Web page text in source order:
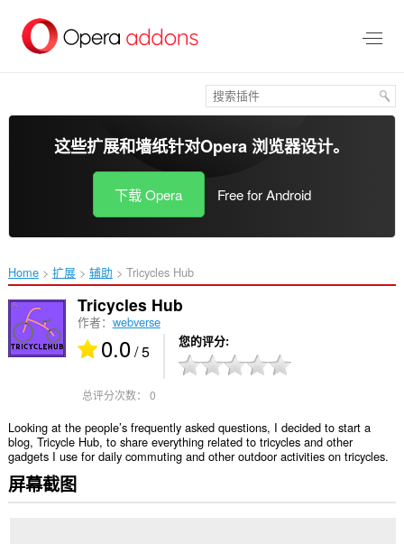
这些扩展和墙纸针对Opera 浏览器设计。
下载 Opera Free for Android
Home 扩展 辅助 Tricycles Hub‎
Tricycles Hub
作者： webverse
0.0/ 5 您的评分
总评分次数： 0
Looking at the people’s frequently asked questions, I decided to start a
blog, Tricycle Hub, to share everything related to tricycles and other
gadgets I use for daily commuting and other outdoor activities on tricycles.
屏幕截图